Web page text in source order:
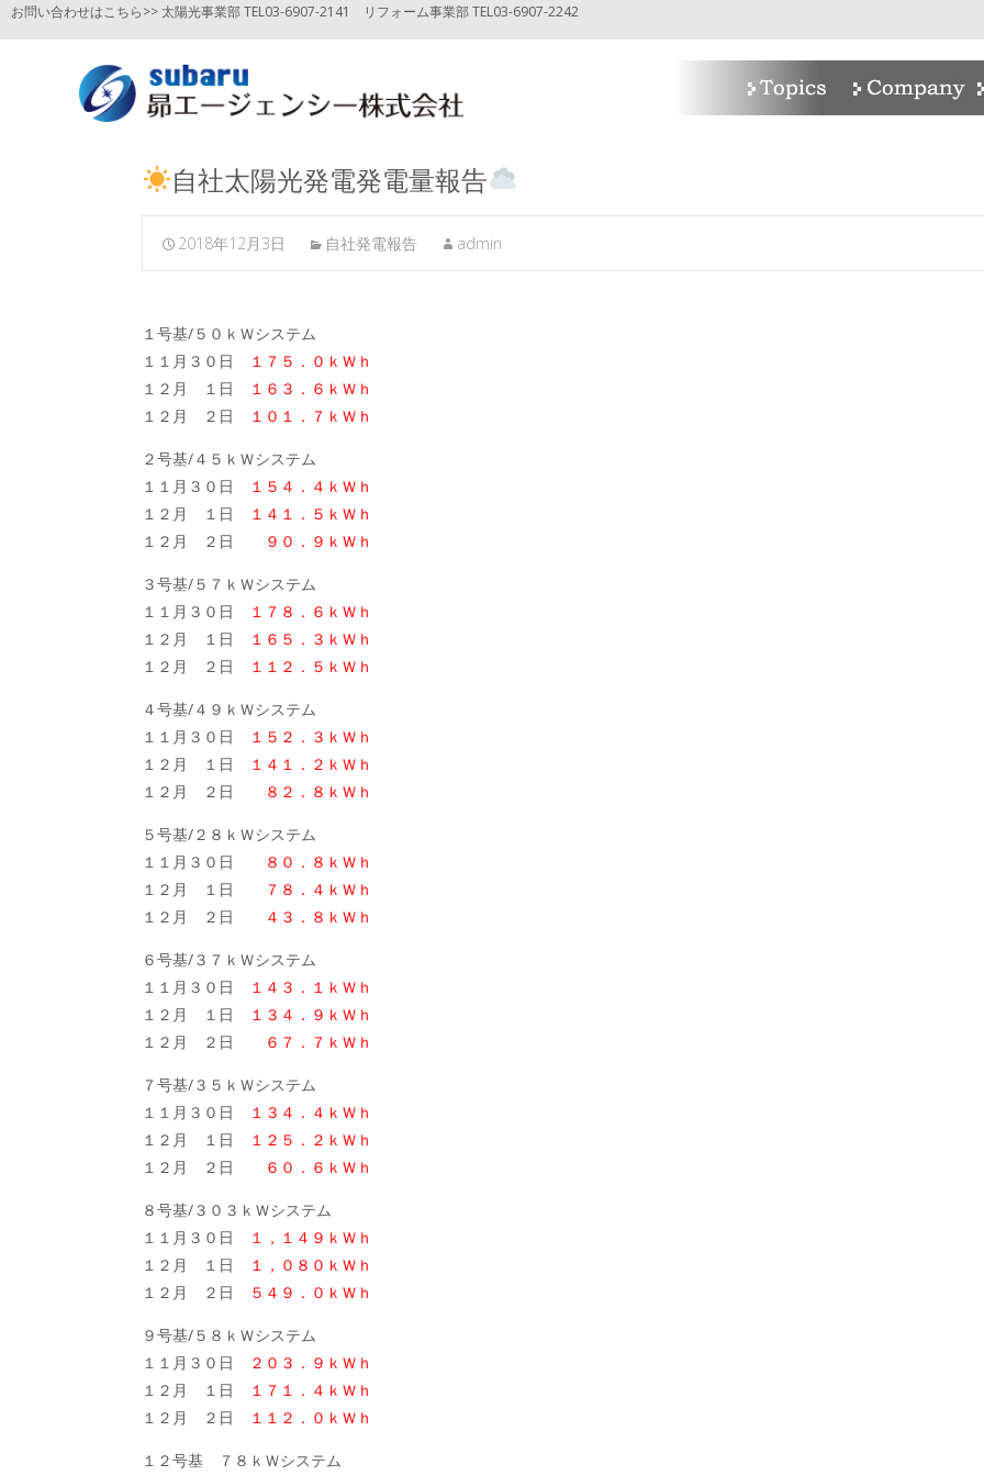
お問い合わせはこちら>> 太陽光事業部 TEL03-6907-2141 リフォーム事業部 TEL03-6907-2242
自社太陽光発電発電量報告
2018年12月3日 自社発電報告 admin
１号基/５０ｋＷシステム
１１月３０日
１７５．０ｋＷｈ
１２月 １日
１６３．６ｋＷｈ
１２月 ２日
１０１．７ｋＷｈ
２号基/４５ｋＷシステム
１１月３０日
１５４．４ｋＷｈ
１２月 １日
１４１．５ｋＷｈ
１２月 ２日
９０．９ｋＷｈ
３号基/５７ｋＷシステム
１１月３０日
１７８．６ｋＷｈ
１２月 １日
１６５．３ｋＷｈ
１２月 ２日
１１２．５ｋＷｈ
４号基/４９ｋＷシステム
１１月３０日
１５２．３ｋＷｈ
１２月 １日
１４１．２ｋＷｈ
１２月 ２日
８２．８ｋＷｈ
５号基/２８ｋＷシステム
１１月３０日
８０．８ｋＷｈ
１２月 １日
７８．４ｋＷｈ
１２月 ２日
４３．８ｋＷｈ
６号基/３７ｋＷシステム
１１月３０日
１４３．１ｋＷｈ
１２月 １日
１３４．９ｋＷｈ
１２月 ２日
６７．７ｋＷｈ
７号基/３５ｋＷシステム
１１月３０日
１３４．４ｋＷｈ
１２月 １日
１２５．２ｋＷｈ
１２月 ２日
６０．６ｋＷｈ
８号基/３０３ｋＷシステム
１１月３０日
１，１４９ｋＷｈ
１２月 １日
１，０８０ｋＷｈ
１２月 ２日
５４９．０ｋＷｈ
９号基/５８ｋＷシステム
１１月３０日
２０３．９ｋＷｈ
１２月 １日
１７１．４ｋＷｈ
１２月 ２日
１１２．０ｋＷｈ
１２号基 ７８ｋＷシステム